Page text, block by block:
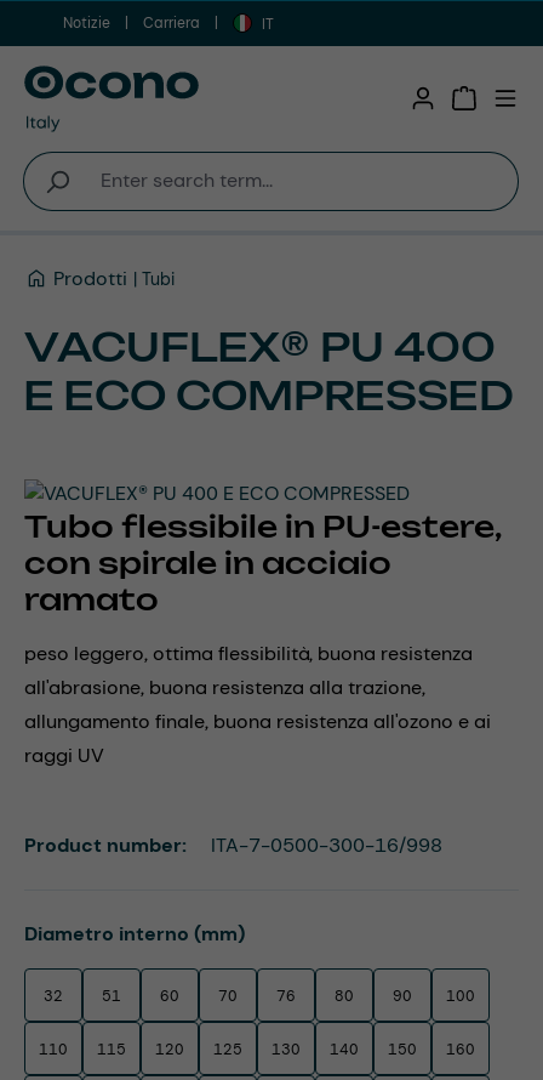
Vai al contenuto principale
Notizie Carriera IT
Prodotti Tubi
VACUFLEX® PU 400
E ECO COMPRESSED
Tubo flessibile in PU-estere,
con spirale in acciaio
ramato
peso leggero, ottima flessibilità, buona resistenza
all'abrasione, buona resistenza alla trazione,
allungamento finale, buona resistenza all'ozono e ai
raggi UV
Select
Diametro interno (mm)
32 51 60 70 76 80 90 100
110 115 120 125 130 140 150 160
Product number: ITA-7-0500-300-16/998